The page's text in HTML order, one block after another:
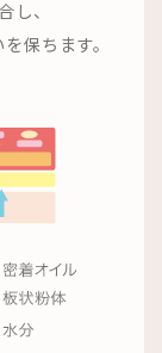
し、
保ちます。